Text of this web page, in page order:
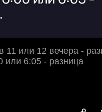
11 или 12 вечера -
или 6:05 - разница